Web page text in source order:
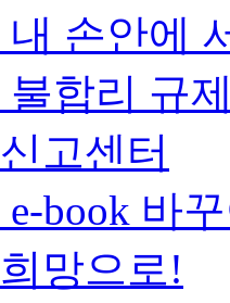
내 손안에
불합리 규제
신고센터
e-book 바
희망으로!